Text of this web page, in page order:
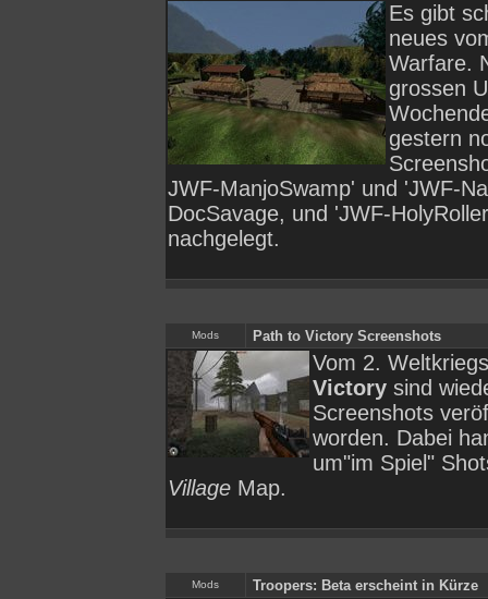
Es gibt
neues
Warfare.
grossen
gestern
JWF-ManjoSwamp' und 'JWF-
DocSavage, und 'JWF-
nachgelegt.
Mods Path to Victory Screenshots
Vom 2.
Victorysind
Screenshots
worden. Dabei
um"im Spiel"
VillageMap.
Mods Troopers: Beta erscheint in Kürze